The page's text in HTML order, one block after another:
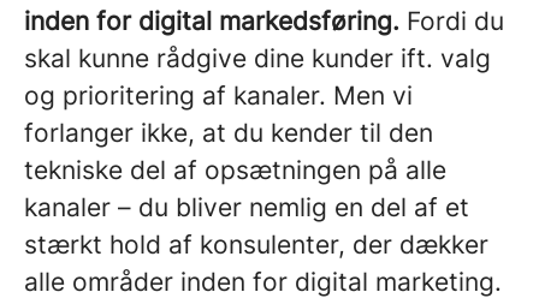
inden for digital markedsføring. Fordi du
skal kunne rådgive dine kunder ift. valg
og prioritering af kanaler. Men vi
forlanger ikke, at du kender til den
tekniske del af opsætningen på alle
kanaler – du bliver nemlig en del af et
stærkt hold af konsulenter, der dækker
alle områder inden for digital marketing.